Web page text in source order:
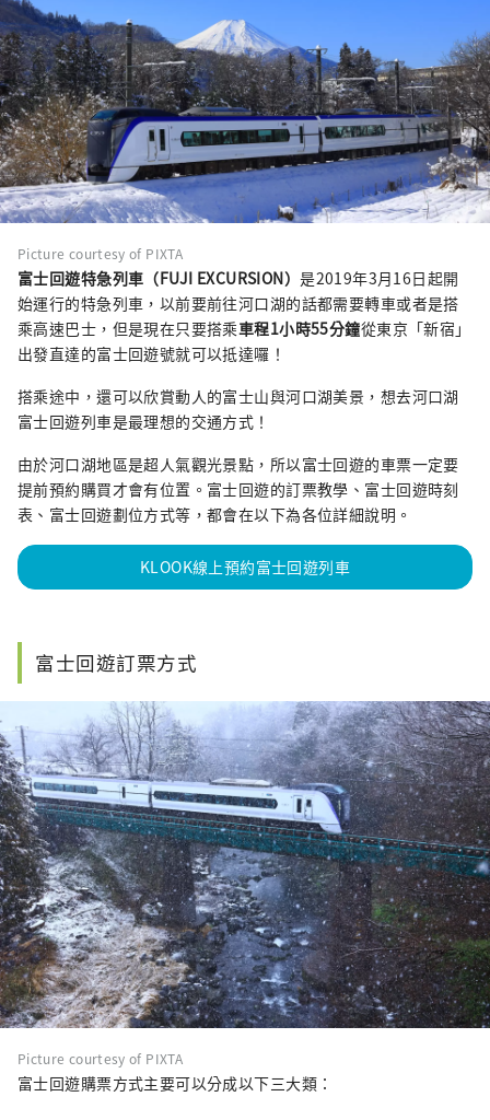
Picture courtesy of PIXTA
富士回遊特急列車（FUJI EXCURSION）是2019年3月16日起開
始運行的特急列車，以前要前往河口湖的話都需要轉車或者是搭
乘高速巴士，但是現在只要搭乘車程1小時55分鐘從東京「新宿」
出發直達的富士回遊號就可以抵達囉！
搭乘途中，還可以欣賞動人的富士山與河口湖美景，想去河口湖
富士回遊列車是最理想的交通方式！
由於河口湖地區是超人氣觀光景點，所以富士回遊的車票一定要
提前預約購買才會有位置。富士回遊的訂票教學、富士回遊時刻
表、富士回遊劃位方式等，都會在以下為各位詳細說明。
KLOOK線上預約富士回遊列車
富士回遊訂票方式
Picture courtesy of PIXTA
富士回遊購票方式主要可以分成以下三大類：